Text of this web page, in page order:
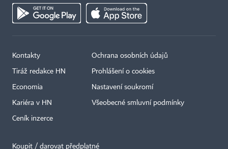
Kontakty
Tiráž redakce HN
Economia
Kariéra v HN
Ceník inzerce
Ochrana osobních údajů
Prohlášení o cookies
Nastavení soukromí
Všeobecné smluvní podmínky
Koupit / darovat předplatné